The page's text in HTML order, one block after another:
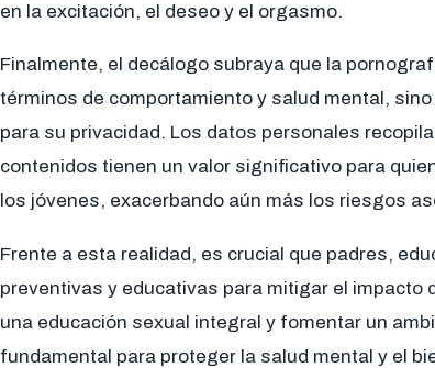
en la excitación, el deseo y el orgasmo.
Finalmente, el decálogo subraya que la
términos de comportamiento y salud mental,
para su privacidad. Los datos personales
contenidos tienen un valor significativo para
los jóvenes, exacerbando aún más los riesgos
Frente a esta realidad, es crucial que padres,
preventivas y educativas para mitigar el impacto
una educación sexual integral y fomentar un
fundamental para proteger la salud mental y el